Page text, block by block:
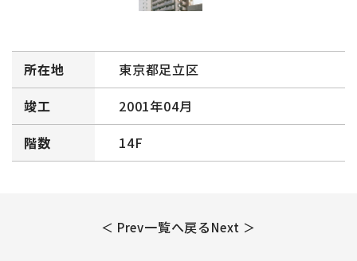
所在地
東京都足立区
竣工
2001年04月
階数
14F
＜ Prev一覧へ戻るNext ＞